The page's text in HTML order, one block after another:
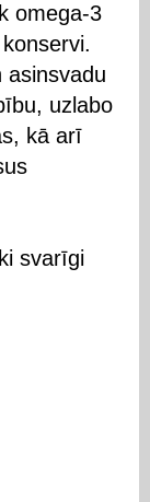
omega-3
asinsvadu
uzlabo
kā arī
svarīgi